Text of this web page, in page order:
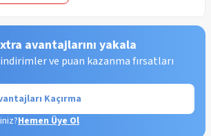
avantajlarını yakala
ve puan kazanma fırsatları
Kaçırma
Hemen Üye Ol